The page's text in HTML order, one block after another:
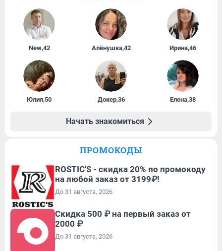
New,42 Алёнушка,42 Ирина,46
Юлия,50 Докер,36 Елена,38
Начать знакомиться
ПРОМОКОДЫ
ROSTIC'S - скидка 20% по промокоду
на любой заказ от 3199₽!
До 31 августа, 2026
Скидка 500 ₽ на первый заказ от
2000 ₽
До 31 августа, 2026